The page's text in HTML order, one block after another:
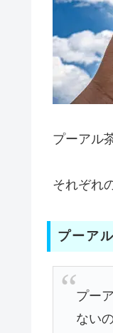
プーアル
それぞれ
プーア
プー
ない